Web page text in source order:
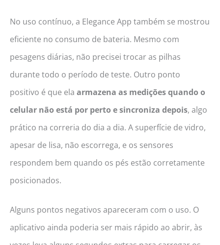
No uso contínuo, a Elegance App também se mostrou
eficiente no consumo de bateria. Mesmo com
pesagens diárias, não precisei trocar as pilhas
durante todo o período de teste. Outro ponto
positivo é que ela armazena as medições quando o
celular não está por perto e sincroniza depois, algo
prático na correria do dia a dia. A superfície de vidro,
apesar de lisa, não escorrega, e os sensores
respondem bem quando os pés estão corretamente
posicionados.
Alguns pontos negativos apareceram com o uso. O
aplicativo ainda poderia ser mais rápido ao abrir, às